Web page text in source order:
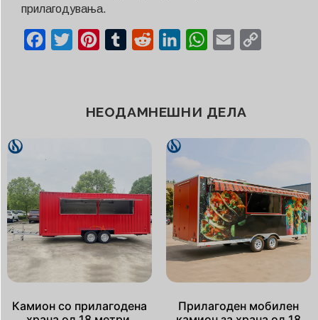
прилагодувања.
Facebook
Twitter Pinterest
Tumblr Reddit LinkedInWhatsApp
Email
НЕОДАМНЕШНИ ДЕЛА
Камион со прилагодена
Прилагоден мобилен